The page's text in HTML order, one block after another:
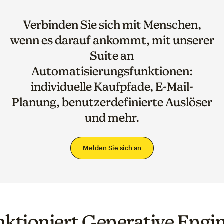
Verbinden Sie sich mit Menschen,
wenn es darauf ankommt, mit unserer
Suite an
Automatisierungsfunktionen:
individuelle Kaufpfade, E-Mail-
Planung, benutzerdefinierte Auslöser
und mehr.
Melden Sie sich an